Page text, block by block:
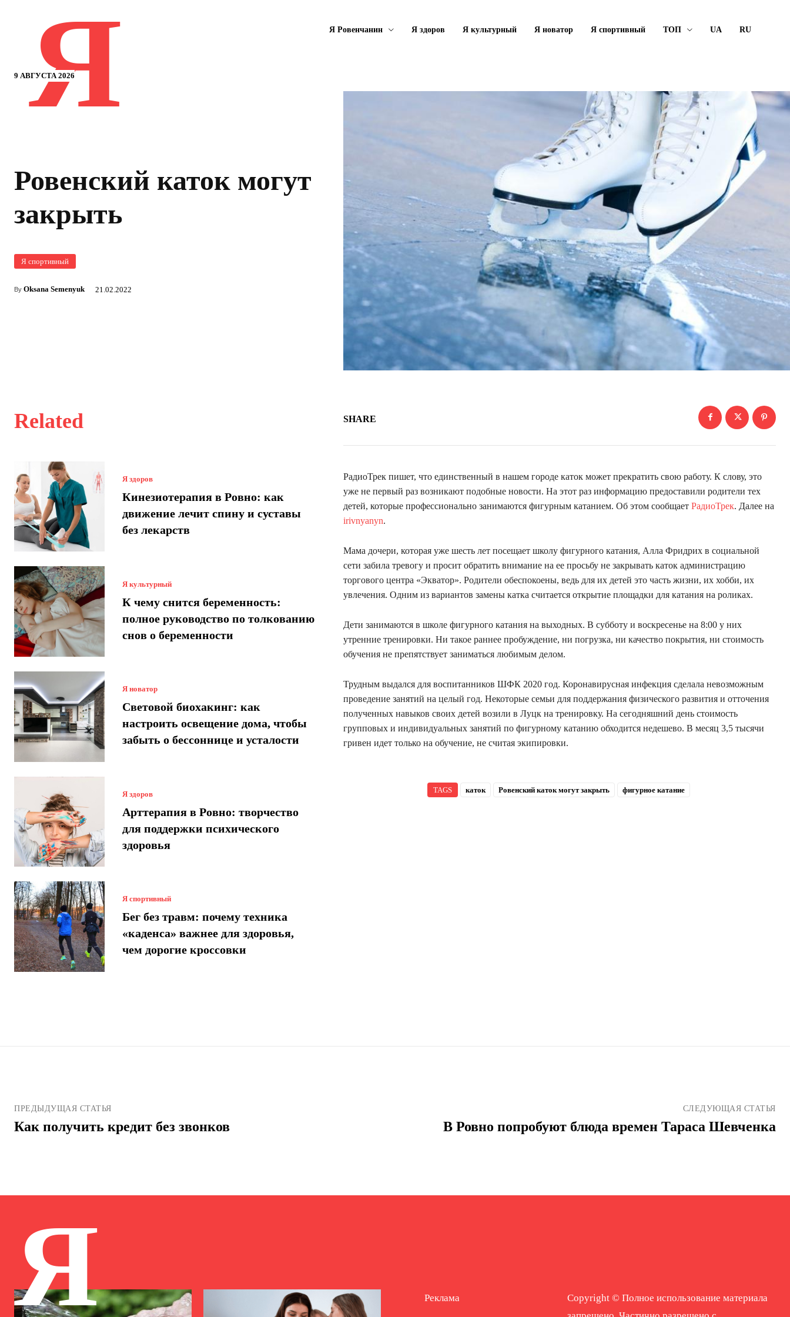
9 АВГУСТА 2026
Я Я Ровенчанин Я здоров Я культурный Я новатор Я спортивный ТОП UA RU
Ровенский каток могут
закрыть
Я спортивный
By Oksana Semenyuk 21.02.2022
Related
Я здоров
Кинезиотерапия в Ровно: как
движение лечит спину и суставы
без лекарств
Я культурный
К чему снится беременность:
полное руководство по толкованию
снов о беременности
Я новатор
Световой биохакинг: как
настроить освещение дома, чтобы
забыть о бессоннице и усталости
Я здоров
Арттерапия в Ровно: творчество
для поддержки психического
здоровья
Я спортивный
Бег без травм: почему техника
«каденса» важнее для здоровья,
чем дорогие кроссовки
SHARE
РадиоТрек пишет, что единственный в нашем городе каток может прекратить свою работу. К слову, это
уже не первый раз возникают подобные новости. На этот раз информацию предоставили родители тех
детей, которые профессионально занимаются фигурным катанием. Об этом сообщает РадиоТрек. Далее на
irivnyanyn.
Мама дочери, которая уже шесть лет посещает школу фигурного катания, Алла Фридрих в социальной
сети забила тревогу и просит обратить внимание на ее просьбу не закрывать каток администрацию
торгового центра «Экватор». Родители обеспокоены, ведь для их детей это часть жизни, их хобби, их
увлечения. Одним из вариантов замены катка считается открытие площадки для катания на роликах.
Дети занимаются в школе фигурного катания на выходных. В субботу и воскресенье на 8:00 у них
утренние тренировки. Ни такое раннее пробуждение, ни погрузка, ни качество покрытия, ни стоимость
обучения не препятствует заниматься любимым делом.
Трудным выдался для воспитанников ШФК 2020 год. Коронавирусная инфекция сделала невозможным
проведение занятий на целый год. Некоторые семьи для поддержания физического развития и отточения
полученных навыков своих детей возили в Луцк на тренировку. На сегодняшний день стоимость
групповых и индивидуальных занятий по фигурному катанию обходится недешево. В месяц 3,5 тысячи
гривен идет только на обучение, не считая экипировки.
TAGS каток Ровенский каток могут закрыть фигурное катание
ПРЕДЫДУЩАЯ СТАТЬЯ
Как получить кредит без звонков
СЛЕДУЮЩАЯ СТАТЬЯ
В Ровно попробуют блюда времен Тараса Шевченка
Я Реклама
Copyright © Полное использование материала